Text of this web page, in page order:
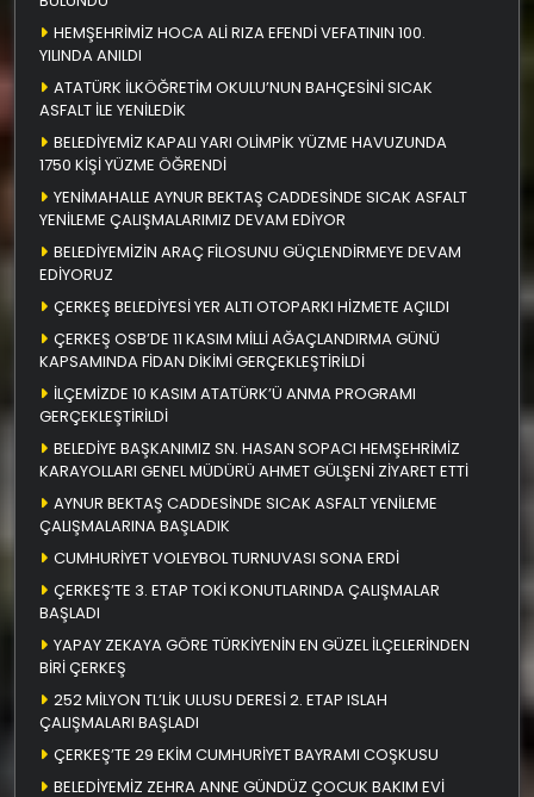
HEMŞEHRİMİZ HOCA ALİ RIZA EFENDİ VEFATININ 100.
YILINDA ANILDI
ATATÜRK İLKÖĞRETİM OKULU’NUN BAHÇESİNİ SICAK
ASFALT İLE YENİLEDİK
BELEDİYEMİZ KAPALI YARI OLİMPİK YÜZME HAVUZUNDA
1750 KİŞİ YÜZME ÖĞRENDİ
YENİMAHALLE AYNUR BEKTAŞ CADDESİNDE SICAK ASFALT
YENİLEME ÇALIŞMALARIMIZ DEVAM EDİYOR
BELEDİYEMİZİN ARAÇ FİLOSUNU GÜÇLENDİRMEYE DEVAM
EDİYORUZ
ÇERKEŞ BELEDİYESİ YER ALTI OTOPARKI HİZMETE AÇILDI
ÇERKEŞ OSB’DE 11 KASIM MİLLİ AĞAÇLANDIRMA GÜNÜ
KAPSAMINDA FİDAN DİKİMİ GERÇEKLEŞTİRİLDİ
İLÇEMİZDE 10 KASIM ATATÜRK’Ü ANMA PROGRAMI
GERÇEKLEŞTİRİLDİ
BELEDİYE BAŞKANIMIZ SN. HASAN SOPACI HEMŞEHRİMİZ
KARAYOLLARI GENEL MÜDÜRÜ AHMET GÜLŞENİ ZİYARET ETTİ
AYNUR BEKTAŞ CADDESİNDE SICAK ASFALT YENİLEME
ÇALIŞMALARINA BAŞLADIK
CUMHURİYET VOLEYBOL TURNUVASI SONA ERDİ
ÇERKEŞ’TE 3. ETAP TOKİ KONUTLARINDA ÇALIŞMALAR
BAŞLADI
YAPAY ZEKAYA GÖRE TÜRKİYENİN EN GÜZEL İLÇELERİNDEN
BİRİ ÇERKEŞ
252 MİLYON TL’LİK ULUSU DERESİ 2. ETAP ISLAH
ÇALIŞMALARI BAŞLADI
ÇERKEŞ’TE 29 EKİM CUMHURİYET BAYRAMI COŞKUSU
BELEDİYEMİZ ZEHRA ANNE GÜNDÜZ ÇOCUK BAKIM EVİ